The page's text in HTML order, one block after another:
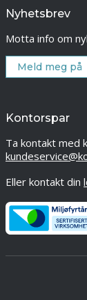
Nyhetsbrev
Motta info om
Meld meg på
Kontorspar
Ta kontakt med
Eller kontakt din